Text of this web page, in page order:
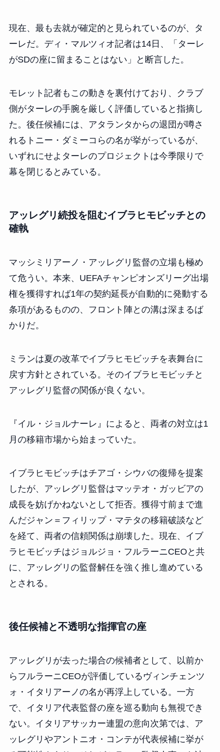
現在、最も去就が確定的と見られているのが、タ
ーレだ。ディ・マルツィオ記者は14日、「ターレ
がSDの座に留まることはない」と断言した。
モレット記者もこの動きを裏付けており、クラブ
側がターレの手腕を厳しく評価していると指摘し
た。後任候補には、アタランタからの退団が噂さ
れるトニー・ダミーコらの名が挙がっているが、
いずれにせよターレのプロジェクトは今季限りで
幕を閉じるとみている。
アッレグリ続投を阻むイブラヒモビッチとの
確執
マッシミリアーノ・アッレグリ監督の立場も極め
て危うい。本来、UEFAチャンピオンズリーグ出場
権を獲得すれば1年の契約延長が自動的に発動する
条項があるものの、フロント陣との溝は深まるば
かりだ。
ミランは夏の改革でイブラヒモビッチを表舞台に
戻す方針とされている。そのイブラヒモビッチと
アッレグリ監督の関係が良くない。
『イル・ジョルナーレ』によると、両者の対立は1
月の移籍市場から始まっていた。
イブラヒモビッチはチアゴ・シウバの復帰を提案
したが、アッレグリ監督はマッテオ・ガッビアの
成長を妨げかねないとして拒否。獲得寸前まで進
んだジャン＝フィリップ・マテタの移籍破談など
を経て、両者の信頼関係は崩壊した。現在、イブ
ラヒモビッチはジョルジョ・フルラーニCEOと共
に、アッレグリの監督解任を強く推し進めている
とされる。
後任候補と不透明な指揮官の座
アッレグリが去った場合の候補者として、以前か
らフルラーニCEOが評価しているヴィンチェンツ
ォ・イタリアーノの名が再浮上している。一方
で、イタリア代表監督の座を巡る動向も無視でき
ない。イタリアサッカー連盟の意向次第では、ア
ッレグリやアントニオ・コンテが代表候補に挙が